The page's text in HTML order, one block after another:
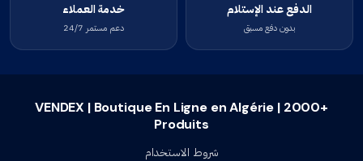
الدفع عند الإستلام
بدون دفع مسبق
خدمة العملاء
دعم مستمر 24/7
VENDEX | Boutique En Ligne en Algérie | 2000+
Produits
شروط الاستخدام